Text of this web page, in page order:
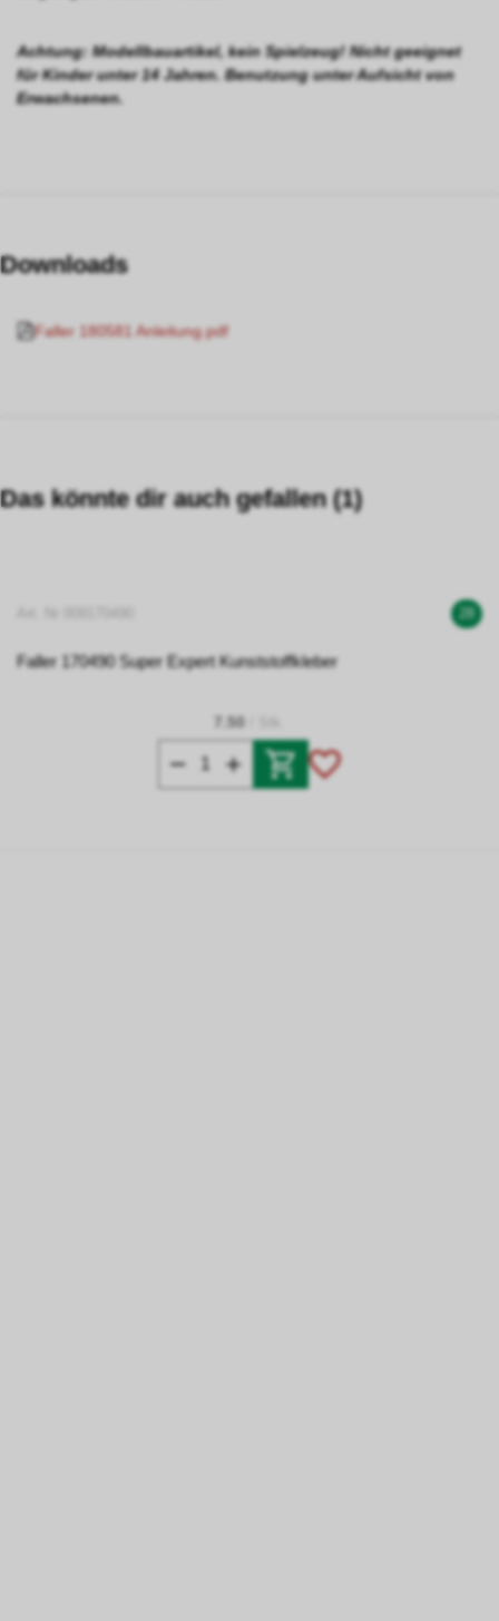
Achtung: Modellbauartikel, kein Spielzeug! Nicht geeignet
für Kinder unter 14 Jahren. Benutzung unter Aufsicht von
Erwachsenen.
Downloads
Faller 180581 Anleitung.pdf
Das könnte dir auch gefallen (1)
28
Faller 170490 Super Expert Kunststoffkleber
7.50